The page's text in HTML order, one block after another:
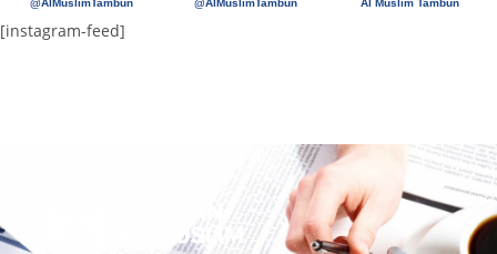
@AlMuslimTambun @AlMuslimTambun Al Muslim Tambun
[instagram-feed]